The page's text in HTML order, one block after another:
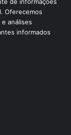
Oferecemos
análises
informados